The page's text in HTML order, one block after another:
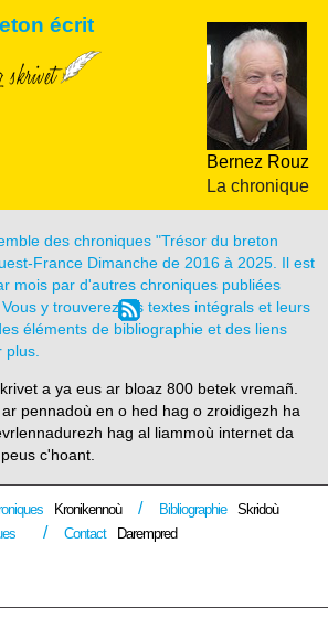
Bernez Rouz
La chronique
écrit
skrivet
des chroniques "Trésor du breton
France Dimanche de 2016 à 2025. Il est
mois par d'autres chroniques publiées
y trouverez les textes intégrals et leurs
éléments de bibliographie et des liens
a ya eus ar bloaz 800 betek vremañ.
pennadoù en o hed hag o zroidigezh ha
hag al liammoù internet da
c'hoant.
Kronikennoù Bibliographie
Skridoù
Contact Darempred